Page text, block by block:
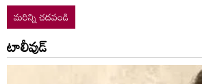
మరిన్ని చదవండి
టాలీవుడ్